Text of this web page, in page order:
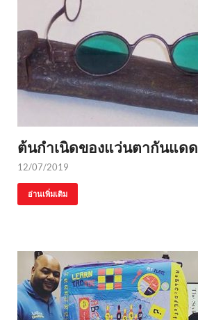
ต้นกำเนิดของแว่นตากันแดด
12/07/2019
อ่านเพิ่มเติม